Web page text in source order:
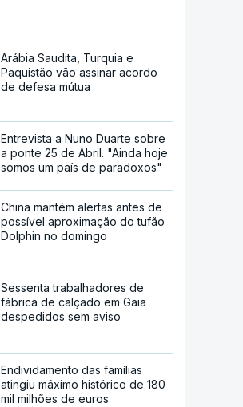
Arábia Saudita, Turquia e
Paquistão vão assinar acordo
de defesa mútua
Entrevista a Nuno Duarte sobre
a ponte 25 de Abril. "Ainda hoje
somos um país de paradoxos"
China mantém alertas antes de
possível aproximação do tufão
Dolphin no domingo
Sessenta trabalhadores de
fábrica de calçado em Gaia
despedidos sem aviso
Endividamento das famílias
atingiu máximo histórico de 180
mil milhões de euros